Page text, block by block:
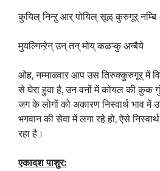
कुयिल् निन्ऱु आर् पोयिल् सूळ् कुरुगूर् नम्बि
मुयल्गिन्ऱेन् उन् तन् मोय् कळऱ्कु अन्बैये
ओह, नम्माळ्वार आप उस तिरुक्कुरुगूर् में
से घेरा हुवा है, उन वनों में कोयल की कुक
जग के लोगों को अकारण निस्वार्थ भाव में
भगवान की सेवा में लगा रहे हो, ऐसे
रहा है।
एकादश पाशुर: